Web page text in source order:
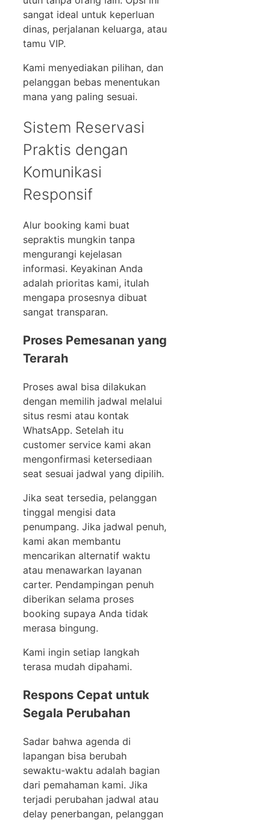
sangat ideal untuk keperluan
dinas, perjalanan keluarga, atau
tamu VIP.
Kami menyediakan pilihan, dan
pelanggan bebas menentukan
mana yang paling sesuai.
Sistem Reservasi
Praktis dengan
Komunikasi
Responsif
Alur booking kami buat
sepraktis mungkin tanpa
mengurangi kejelasan
informasi. Keyakinan Anda
adalah prioritas kami, itulah
mengapa prosesnya dibuat
sangat transparan.
Proses Pemesanan yang
Terarah
Proses awal bisa dilakukan
dengan memilih jadwal melalui
situs resmi atau kontak
WhatsApp. Setelah itu
customer service kami akan
mengonfirmasi ketersediaan
seat sesuai jadwal yang dipilih.
Jika seat tersedia, pelanggan
tinggal mengisi data
penumpang. Jika jadwal penuh,
kami akan membantu
mencarikan alternatif waktu
atau menawarkan layanan
carter. Pendampingan penuh
diberikan selama proses
booking supaya Anda tidak
merasa bingung.
Kami ingin setiap langkah
terasa mudah dipahami.
Respons Cepat untuk
Segala Perubahan
Sadar bahwa agenda di
lapangan bisa berubah
sewaktu-waktu adalah bagian
dari pemahaman kami. Jika
terjadi perubahan jadwal atau
delay penerbangan, pelanggan